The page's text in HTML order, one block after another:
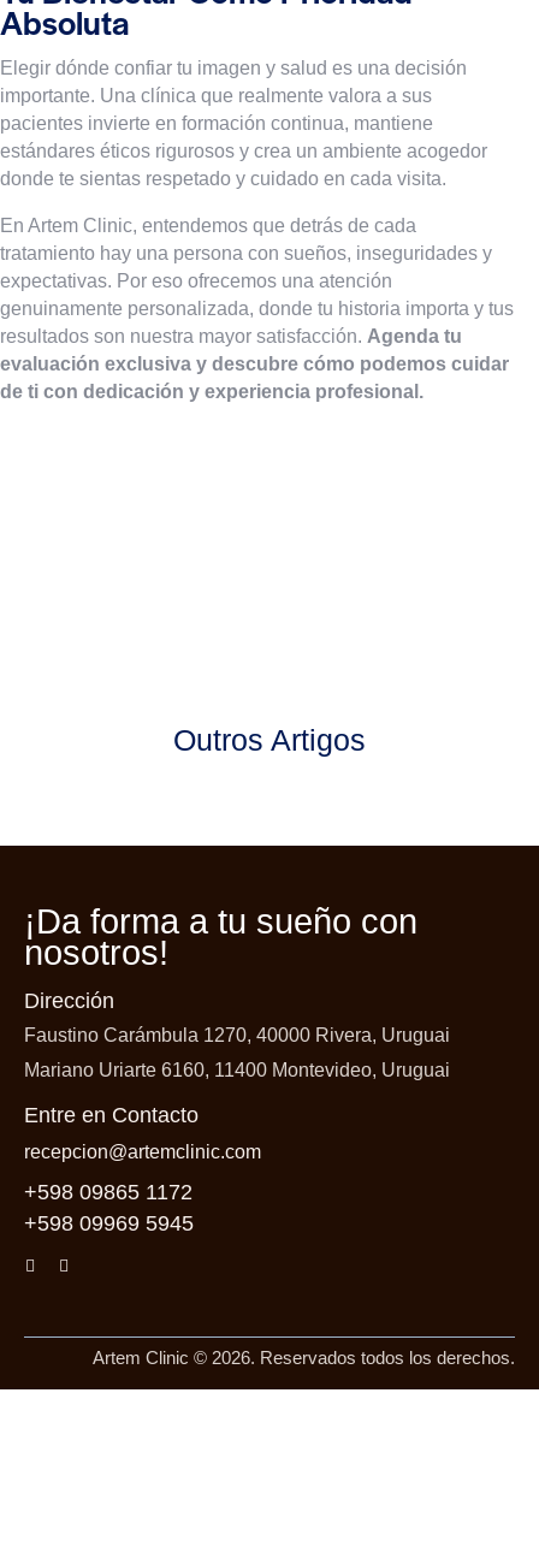
Absoluta
Elegir dónde confiar tu imagen y salud es una decisión
importante. Una clínica que realmente valora a sus
pacientes invierte en formación continua, mantiene
estándares éticos rigurosos y crea un ambiente acogedor
donde te sientas respetado y cuidado en cada visita.
En Artem Clinic, entendemos que detrás de cada
tratamiento hay una persona con sueños, inseguridades y
expectativas. Por eso ofrecemos una atención
genuinamente personalizada, donde tu historia importa y tus
resultados son nuestra mayor satisfacción. Agenda tu
evaluación exclusiva y descubre cómo podemos cuidar
de ti con dedicación y experiencia profesional.
Outros Artigos
¡Da forma a tu sueño con
nosotros!
Dirección
Faustino Carámbula 1270, 40000 Rivera, Uruguai
Mariano Uriarte 6160, 11400 Montevideo, Uruguai
Entre en Contacto
recepcion@artemclinic.com
+598 09865 1172
+598 09969 5945
Artem Clinic © 2026. Reservados todos los derechos.